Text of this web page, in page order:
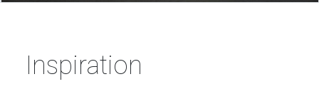
Inspiration